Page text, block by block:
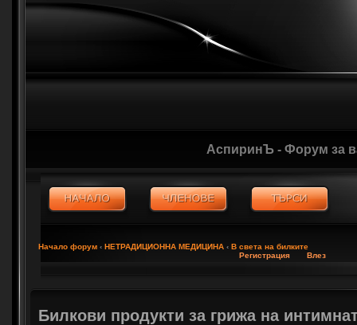
АспиринЪ - Форум за
Начало форум ‹ НЕТРАДИЦИОННА МЕДИЦИНА ‹ В света на билките
Регистрация
Влез
Билкови продукти за грижа на